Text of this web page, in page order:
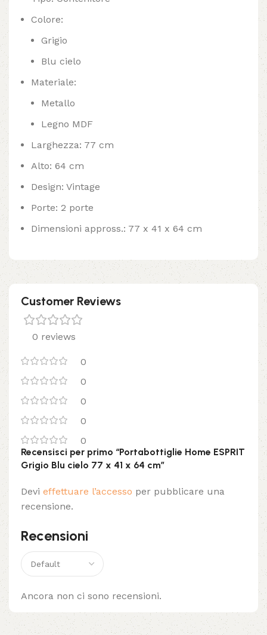
Colore:
Grigio
Blu cielo
Materiale:
Metallo
Legno MDF
Larghezza: 77 cm
Alto: 64 cm
Design: Vintage
Porte: 2 porte
Dimensioni appross.: 77 x 41 x 64 cm
Customer Reviews
0 reviews
0
0
0
0
0
Recensioni
Ancora non ci sono recensioni.
Recensisci per primo “Portabottiglie Home ESPRIT
Grigio Blu cielo 77 x 41 x 64 cm”
Devi effettuare l’accesso per pubblicare una
recensione.